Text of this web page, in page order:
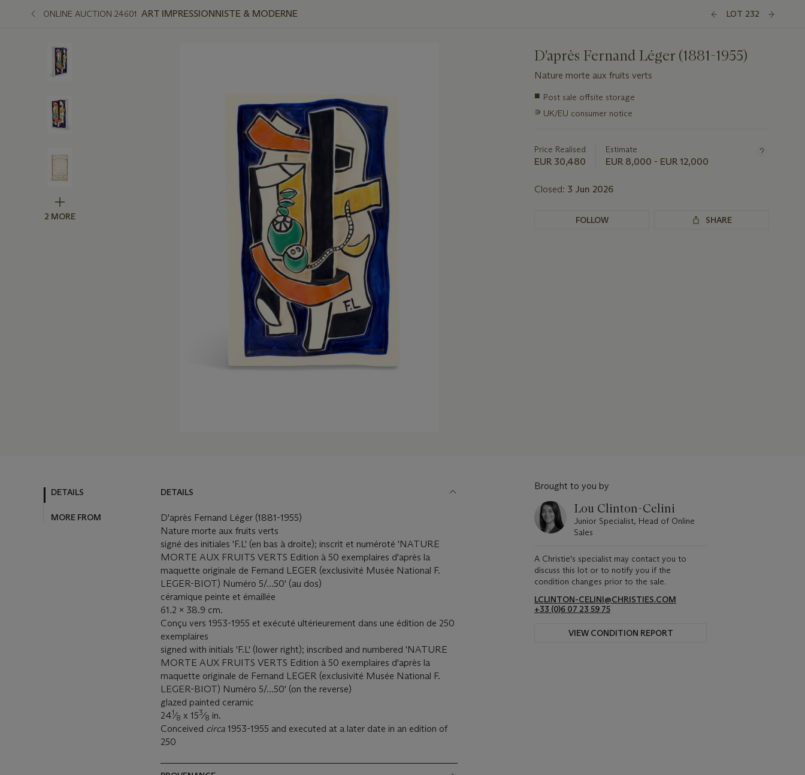
ONLINE AUCTION 24601 ART IMPRESSIONNISTE & MODERNE LOT 232
2 MORE
D'après Fernand Léger (1881-1955)
Nature morte aux fruits verts
Important
about
■ Post sale offsite storage
∍ UK/EU consumer notice
Price Realised
EUR 30,480
Estimate
EUR 8,000 - EUR 12,000
Closed: 3 Jun 2026
FOLLOW SHARE
DETAILS
MORE FROM
DETAILS
D'après Fernand Léger (1881-1955)
Nature morte aux fruits verts
signé des initiales 'F.L' (en bas à droite); inscrit et numéroté 'NATURE
MORTE AUX FRUITS VERTS Edition à 50 exemplaires d'après la
maquette originale de Fernand LEGER (exclusivité Musée National F.
LEGER-BIOT) Numéro 5/...50' (au dos)
céramique peinte et émaillée
61.2 x 38.9 cm.
Conçu vers 1953-1955 et exécuté ultérieurement dans une édition de 250
exemplaires
signed with initials 'F.L' (lower right); inscribed and numbered 'NATURE
MORTE AUX FRUITS VERTS Edition à 50 exemplaires d'après la
maquette originale de Fernand LEGER (exclusivité Musée National F.
LEGER-BIOT) Numéro 5/...50' (on the reverse)
glazed painted ceramic
241⁄8 x 153⁄8 in.
Conceived circa 1953-1955 and executed at a later date in an edition of
250
Brought to you by
Lou Clinton-Celini
Junior Specialist, Head of Online
Sales
A Christie's specialist may contact you to
discuss this lot or to notify you if the
condition changes prior to the sale.
LCLINTON-CELINI@CHRISTIES.COM
+33 ‌(0)6 07 23 59 75
VIEW CONDITION REPORT